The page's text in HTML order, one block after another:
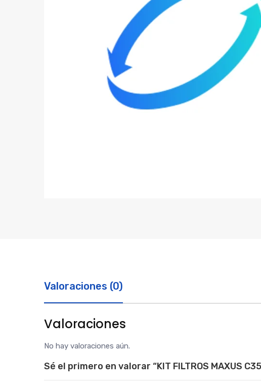
Valoraciones (0)
Valoraciones
No hay valoraciones aún.
Sé el primero en valorar “KIT FILTROS MAXUS